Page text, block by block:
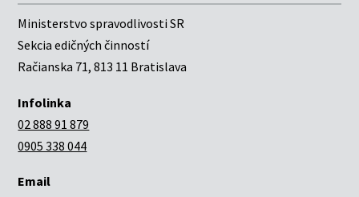
Ministerstvo spravodlivosti SR
Sekcia edičných činností
Račianska 71, 813 11 Bratislava
Infolinka
02 888 91 879
0905 338 044
Email